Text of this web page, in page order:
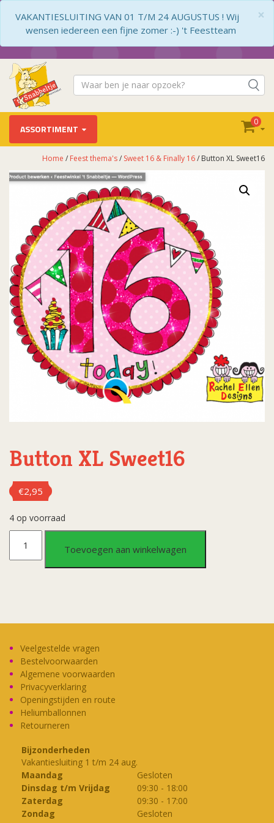
×
VAKANTIESLUITING VAN 01 T/M 24 AUGUSTUS ! Wij
wensen iedereen een fijne zomer :-) 't Feestteam
ASSORTIMENT
0
Home / Feest thema's/ Sweet 16 & Finally 16/ Button XL Sweet16
Button XL Sweet16
€2,95
4 op voorraad
Button
aantal
Toevoegen aan winkelwagen
Veelgestelde vragen
Bestelvoorwaarden
Algemene voorwaarden
Privacyverklaring
Openingstijden en route
Heliumballonnen
Retourneren
Bijzonderheden
Vakantiesluiting 1 t/m 24 aug.
Maandag
Gesloten
Dinsdag t/m Vrijdag
09:30 - 18:00
Zaterdag
09:30 - 17:00
Zondag
Gesloten